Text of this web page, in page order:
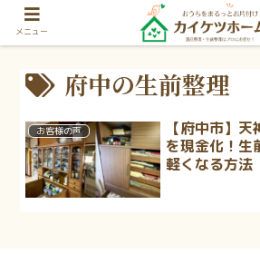
府中の生前整理
お客様の声
【府中市】
を現金化！生
軽くなる方法
メニュー